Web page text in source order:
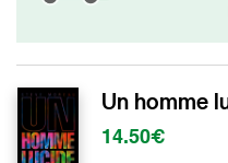
Un homme
14.50€